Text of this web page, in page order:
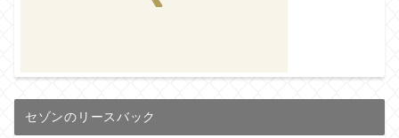
セゾンのリースバック